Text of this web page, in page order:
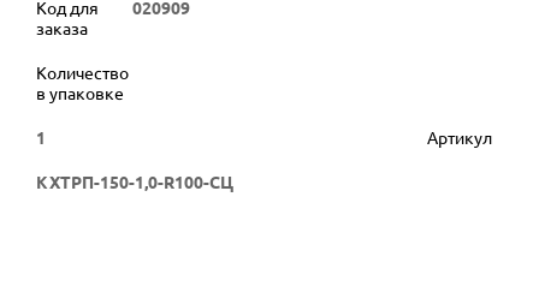
Код для
заказа
020909
Количество
в упаковке
1 Артикул
КХТРП-150-1,0-R100-СЦ